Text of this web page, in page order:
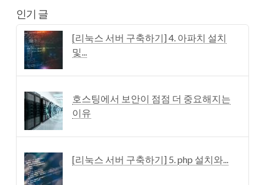
인기 글
[리눅스 서버 구축하기] 4. 아파치 설치
및...
호스팅에서 보안이 점점 더 중요해지는
이유
[리눅스 서버 구축하기] 5. php 설치와...